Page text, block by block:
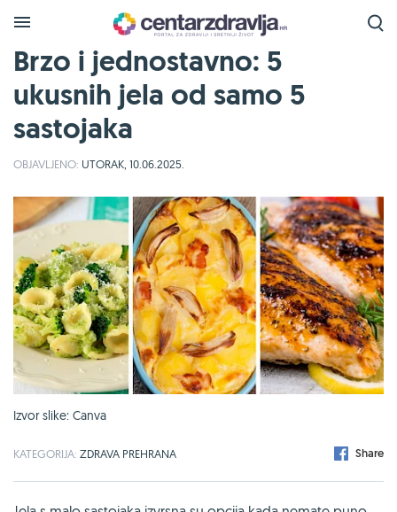
Brzo i jednostavno: 5
ukusnih jela od samo 5
sastojaka
OBJAVLJENO: UTORAK, 10.06.2025.
Izvor slike: Canva
KATEGORIJA: ZDRAVA PREHRANA Share